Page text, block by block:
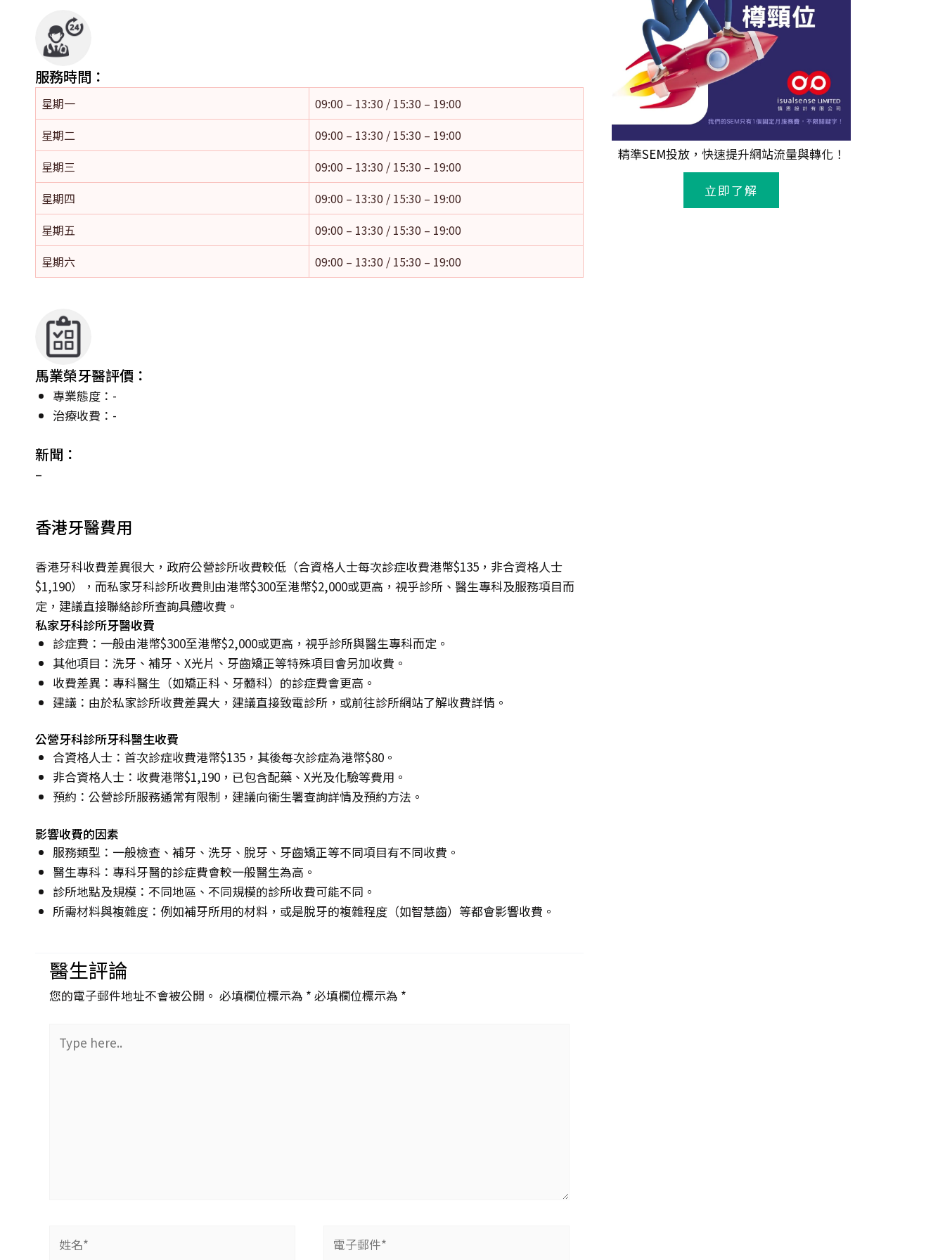
服務時間：
星期一
09:00 – 13:30 / 15:30 – 19:00
星期二
09:00 – 13:30 / 15:30 – 19:00
星期三
09:00 – 13:30 / 15:30 – 19:00
星期四
09:00 – 13:30 / 15:30 – 19:00
星期五
09:00 – 13:30 / 15:30 – 19:00
星期六
09:00 – 13:30 / 15:30 – 19:00
馬業榮牙醫評價：
專業態度：-
治療收費：-
新聞：
–
香港牙醫費用
香港牙科收費差異很大，政府公營診所收費較低（合資格人士每次診症收費港幣$135，非合資格人士
$1,190），而私家牙科診所收費則由港幣$300至港幣$2,000或更高，視乎診所、醫生專科及服務項目而
定，建議直接聯絡診所查詢具體收費。
私家牙科診所牙醫收費
診症費：一般由港幣$300至港幣$2,000或更高，視乎診所與醫生專科而定。
其他項目：洗牙、補牙、X光片、牙齒矯正等特殊項目會另加收費。
收費差異：專科醫生（如矯正科、牙髓科）的診症費會更高。
建議：由於私家診所收費差異大，建議直接致電診所，或前往診所網站了解收費詳情。
公營牙科診所牙科醫生收費
合資格人士：首次診症收費港幣$135，其後每次診症為港幣$80。
非合資格人士：收費港幣$1,190，已包含配藥、X光及化驗等費用。
預約：公營診所服務通常有限制，建議向衞生署查詢詳情及預約方法。
影響收費的因素
服務類型：一般檢查、補牙、洗牙、脫牙、牙齒矯正等不同項目有不同收費。
醫生專科：專科牙醫的診症費會較一般醫生為高。
診所地點及規模：不同地區、不同規模的診所收費可能不同。
所需材料與複雜度：例如補牙所用的材料，或是脫牙的複雜程度（如智慧齒）等都會影響收費。
醫生評論
您的電子郵件地址不會被公開。 必填欄位標示為 * 必填欄位標示為 *
here..
名
精準SEM投放，快速提升網站流量與轉化！
立即了解